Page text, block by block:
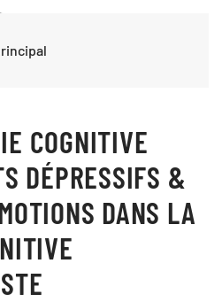
COGNITIVE
DÉPRESSIFS &
DANS LA